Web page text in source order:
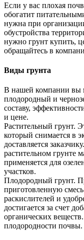
Если у вас плохая
обогатит
нужна при
обустройства
нужно грунт купить,
обращайтесь в
Виды грунта
В нашей компании вы
плодородный и
составу,
и цене.
Растительный грунт.
который снимается в
доставляется
растительном грунте
применяется для
участков.
Плодородный грунт.
приготовленную
раскислителей и
достигается за счет
органических
плодородности почвы.